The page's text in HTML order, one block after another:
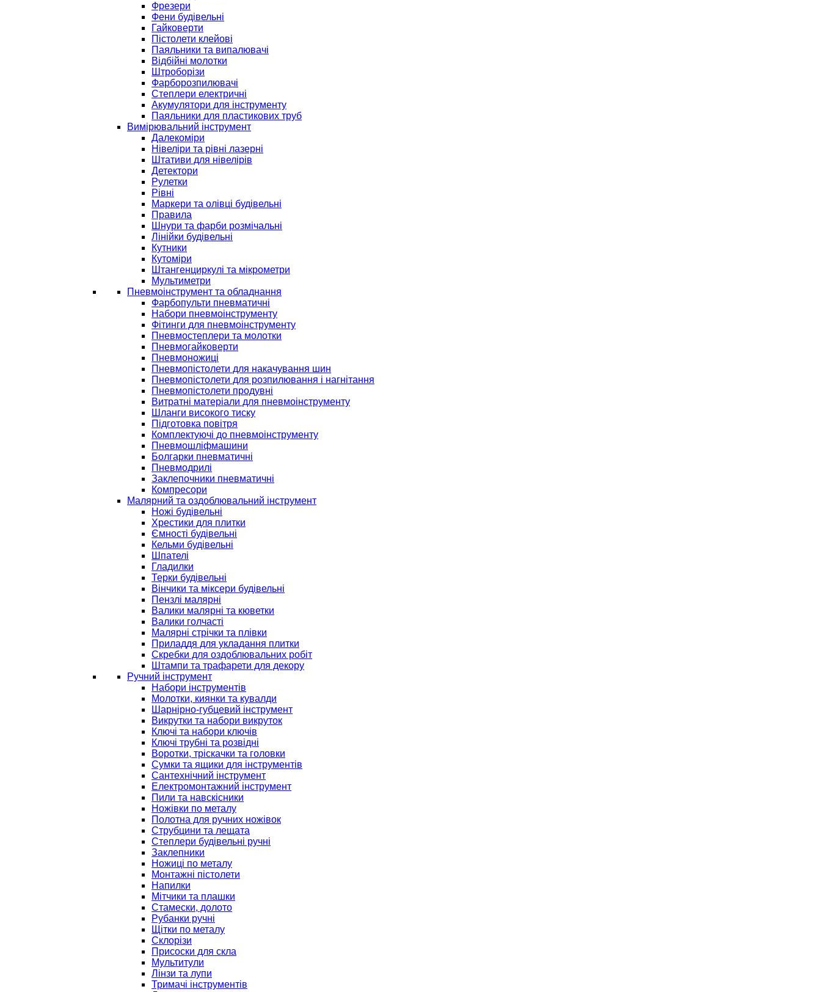
Фрезери
Фени будівельні
Гайковерти
Пістолети клейові
Паяльники та випалювачі
Відбійні молотки
Штроборізи
Фарборозпилювачі
Степлери електричні
Акумулятори для інструменту
Паяльники для пластикових труб
Вимірювальний інструмент
Далекоміри
Нівеліри та рівні лазерні
Штативи для нівелірів
Детектори
Рулетки
Рівні
Маркери та олівці будівельні
Правила
Шнури та фарби розмічальні
Лінійки будівельні
Кутники
Кутоміри
Штангенциркулі та мікрометри
Мультиметри
Пневмоінструмент та обладнання
Фарбопульти пневматичні
Набори пневмоінструменту
Фітинги для пневмоінструменту
Пневмостеплери та молотки
Пневмогайковерти
Пневмоножиці
Пневмопістолети для накачування шин
Пневмопістолети для розпилювання і нагнітання
Пневмопістолети продувні
Витратні матеріали для пневмоінструменту
Шланги високого тиску
Підготовка повітря
Комплектуючі до пневмоінструменту
Пневмошліфмашини
Болгарки пневматичні
Пневмодрилі
Заклепочники пневматичні
Компресори
Малярний та оздоблювальний інструмент
Ножі будівельні
Хрестики для плитки
Ємності будівельні
Кельми будівельні
Шпателі
Гладилки
Терки будівельні
Вінчики та міксери будівельні
Пензлі малярні
Валики малярні та кюветки
Валики голчасті
Малярні стрічки та плівки
Приладдя для укладання плитки
Скребки для оздоблювальних робіт
Штампи та трафарети для декору
Ручний інструмент
Набори інструментів
Молотки, киянки та кувалди
Шарнірно-губцевий інструмент
Викрутки та набори викруток
Ключі та набори ключів
Ключі трубні та розвідні
Воротки, тріскачки та головки
Сумки та ящики для інструментів
Сантехнічний інструмент
Електромонтажний інструмент
Пили та навскісники
Ножівки по металу
Полотна для ручних ножівок
Струбцини та лещата
Степлери будівельні ручні
Заклепники
Ножиці по металу
Монтажні пістолети
Напилки
Мітчики та плашки
Стамески, долото
Рубанки ручні
Щітки по металу
Склорізи
Присоски для скла
Мультитули
Лінзи та лупи
Тримачі інструментів